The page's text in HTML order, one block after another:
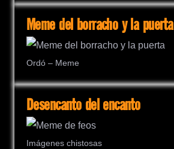
Meme del borracho y la puerta
Ordó – Meme
Desencanto del encanto
Imágenes chistosas